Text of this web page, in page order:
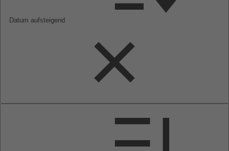
Datum aufsteigend